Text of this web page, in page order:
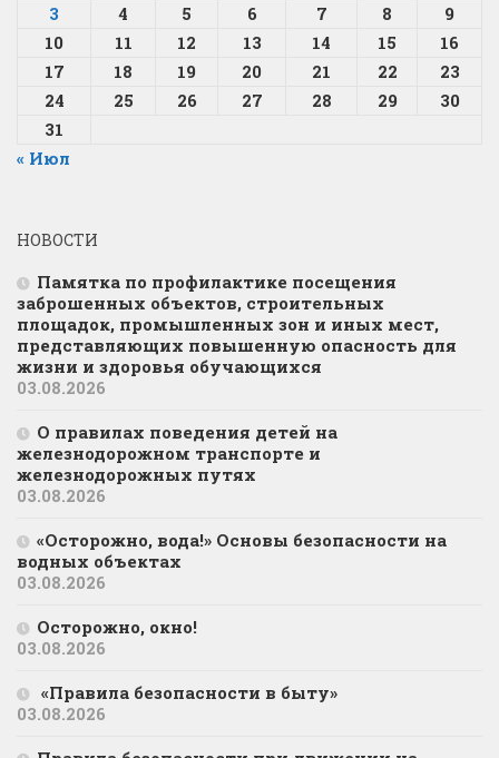
3
4 5 6 7 8
9
10
11 12 13 14 15
16
17
18 19 20 21 22
23
24
25 26 27 28 29
30
31
« Июл
НОВОСТИ
Памятка по профилактике посещения
заброшенных объектов, строительных
площадок, промышленных зон и иных мест,
представляющих повышенную опасность для
жизни и здоровья обучающихся
03.08.2026
О правилах поведения детей на
железнодорожном транспорте и
железнодорожных путях
03.08.2026
«Осторожно, вода!» Основы безопасности на
водных объектах
03.08.2026
Осторожно, окно!
03.08.2026
«Правила безопасности в быту»
03.08.2026